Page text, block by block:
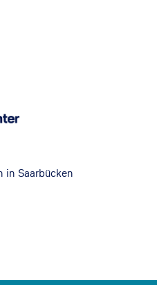
in Saarbücken